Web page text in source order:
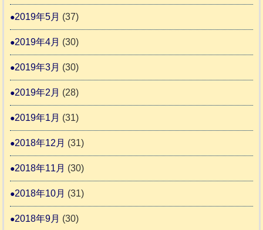
2019年5月 (37)
2019年4月 (30)
2019年3月 (30)
2019年2月 (28)
2019年1月 (31)
2018年12月 (31)
2018年11月 (30)
2018年10月 (31)
2018年9月 (30)